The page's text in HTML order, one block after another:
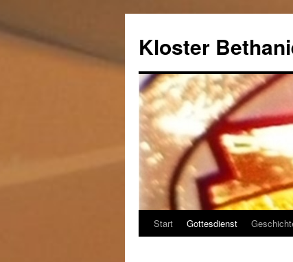
Kloster
Springe
Start Gottesdienst